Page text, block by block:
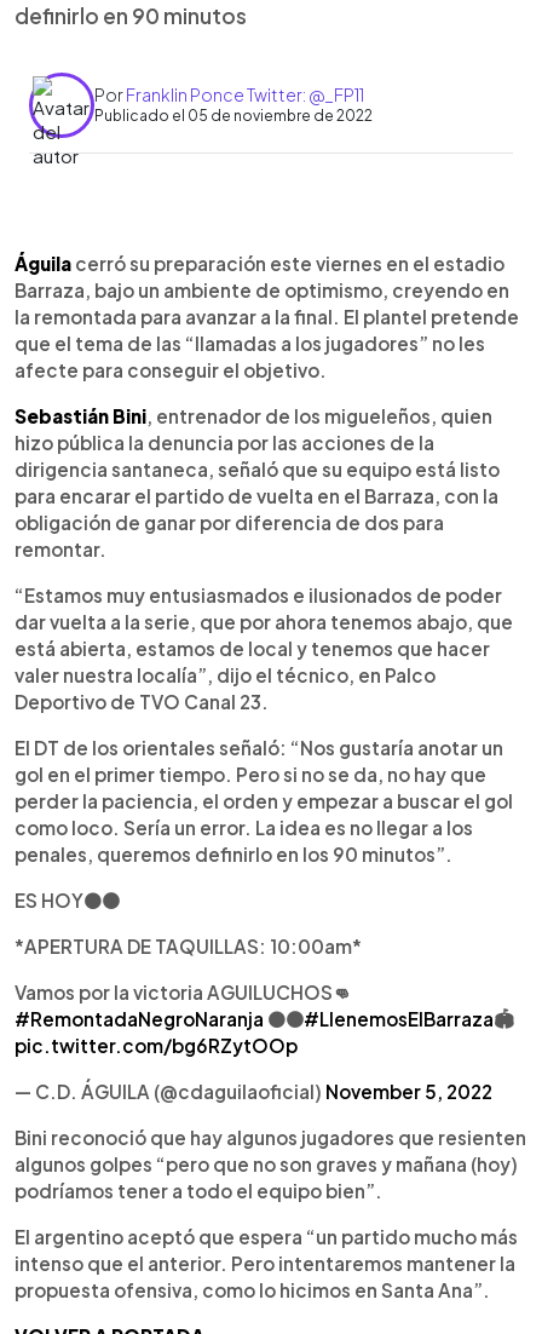
definirlo en 90 minutos
PorFranklin Ponce Twitter: @_FP11
Publicado el 05 de noviembre de 2022
Escuchar artículo
Águila cerró su preparación este viernes en el estadio
Barraza, bajo un ambiente de optimismo, creyendo en
la remontada para avanzar a la final. El plantel pretende
que el tema de las “llamadas a los jugadores” no les
afecte para conseguir el objetivo.
Sebastián Bini , entrenador de los migueleños, quien
hizo pública la denuncia por las acciones de la
dirigencia santaneca, señaló que su equipo está listo
para encarar el partido de vuelta en el Barraza, con la
obligación de ganar por diferencia de dos para
remontar.
“Estamos muy entusiasmados e ilusionados de poder
dar vuelta a la serie, que por ahora tenemos abajo, que
está abierta, estamos de local y tenemos que hacer
valer nuestra localía”, dijo el técnico, en Palco
Deportivo de TVO Canal 23.
El DT de los orientales señaló: “Nos gustaría anotar un
gol en el primer tiempo. Pero si no se da, no hay que
perder la paciencia, el orden y empezar a buscar el gol
como loco. Sería un error. La idea es no llegar a los
penales, queremos definirlo en los 90 minutos”.
ES HOY⚫️🟠
*APERTURA DE TAQUILLAS: 10:00am*
Vamos por la victoria AGUILUCHOS👊
#RemontadaNegroNaranja ⚫️🟠#LlenemosElBarraza🏟️
pic.twitter.com/bg6RZytOOp
— C.D. ÁGUILA (@cdaguilaoficial) November 5, 2022
Bini reconoció que hay algunos jugadores que resienten
algunos golpes “pero que no son graves y mañana (hoy)
podríamos tener a todo el equipo bien”.
El argentino aceptó que espera “un partido mucho más
intenso que el anterior. Pero intentaremos mantener la
propuesta ofensiva, como lo hicimos en Santa Ana”.